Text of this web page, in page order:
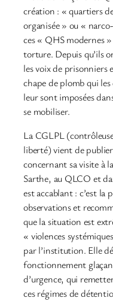
création : « quartiers
organisée » ou «
ces « QHS modernes
torture. Depuis qu’ils
les voix de prisonniers
chape de plomb qui
leur sont imposées
se mobiliser.
La CGLPL
liberté) vient de
concernant sa visite à
Sarthe, au QLCO et
est accablant : c’est la
observations et
que la situation est
« violences
par l’institution. Elle
fonctionnement
d’urgence, qui
ces régimes de